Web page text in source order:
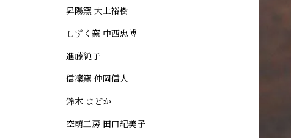
昇陽窯 大上裕樹
しずく窯 中西忠博
進藤純子
信凜窯 仲岡信人
鈴木 まどか
空萌工房 田口紀美子